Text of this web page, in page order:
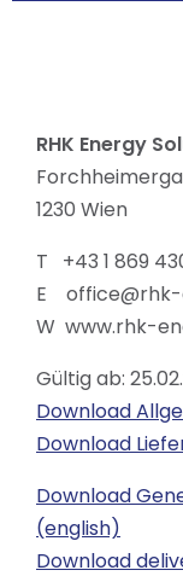
RHK Energy
1230 Wien
T +43 1 869
E
W www.rhk-
Gültig ab:
Download
Download
Download
(english)
Download